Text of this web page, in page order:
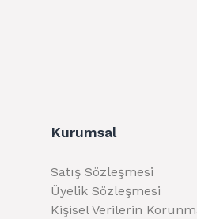
Kurumsal
Satış Sözleşmesi
Üyelik Sözleşmesi
Kişisel Verilerin